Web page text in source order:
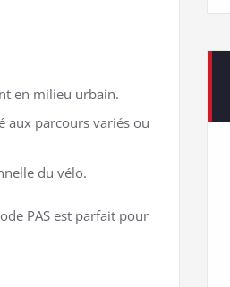
en milieu urbain.
aux parcours variés ou
du vélo.
PAS est parfait pour